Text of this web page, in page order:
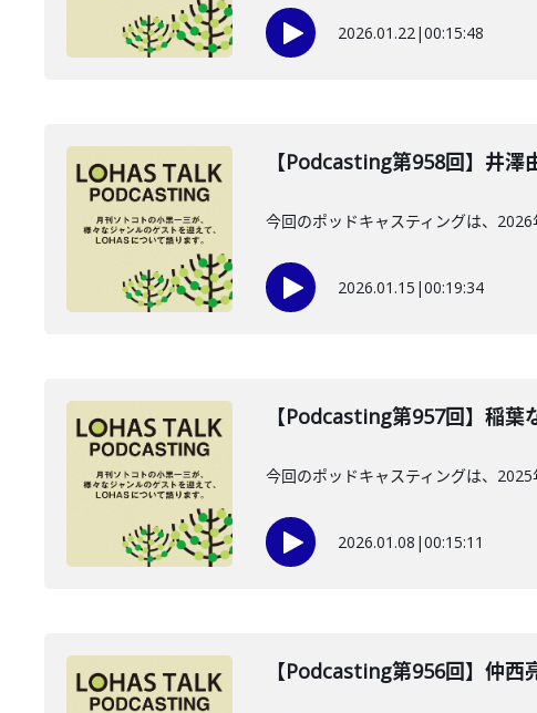
2026.01.22|00:15:48
【Podcasting第958回】井澤
今回のポッドキャスティングは、
2026.01.15 |00:19:34
【Podcasting第957回】稲葉
今回のポッドキャスティングは、
2026.01.08 |00:15:11
【Podcasting第956回】仲西